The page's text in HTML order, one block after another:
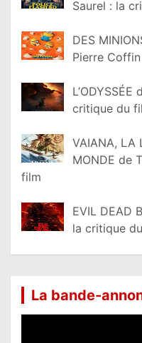
Saurel : la
DES
Pierre
critique du
VAIANA, LA
MONDE de
film
EVIL DEAD
la critique
La bande-